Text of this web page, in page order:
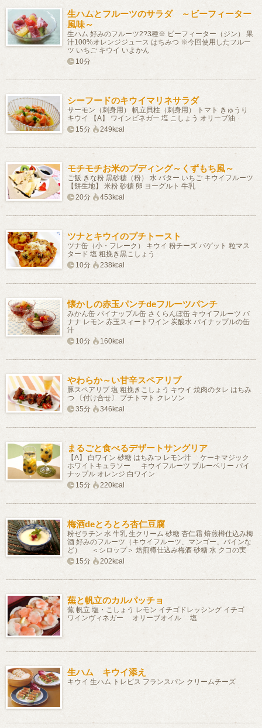
生ハムとフルーツのサラダ ～ビーフィーター
風味～
生ハム 好みのフルーツ2?3種※ ビーフィーター（ジン） 果
汁100%オレンジジュース はちみつ ※今回使用したフルー
ツ いちご キウイ いよかん
10分
シーフードのキウイマリネサラダ
サーモン（刺身用） 帆立貝柱（刺身用） トマト きゅうり
キウイ 【A】 ワインビネガー 塩 こしょう オリーブ油
15分
249kcal
モチモチお米のプディング～くずもち風～
ご飯 きな粉 黒砂糖（粉） 水 バター いちご キウイフルーツ
【餅生地】 米粉 砂糖 卵 ヨーグルト 牛乳
20分
453kcal
ツナとキウイのプチトースト
ツナ缶（小・フレーク） キウイ 粉チーズ バゲット 粒マス
タード 塩 粗挽き黒こしょう
10分
238kcal
懐かしの赤玉パンチdeフルーツパンチ
みかん缶 パイナップル缶 さくらんぼ缶 キウイフルーツ バ
ナナ レモン 赤玉スィートワイン 炭酸水 パイナップルの缶
汁
10分
160kcal
やわらか～い甘辛スペアリブ
豚スペアリブ 塩 粗挽きこしょう キウイ 焼肉のタレ はちみ
つ 〔付け合せ〕 プチトマト クレソン
35分
346kcal
まるごと食べるデザートサングリア
【A】 白ワイン 砂糖 はちみつ レモン汁 ケーキマジック
ホワイトキュラソー キウイフルーツ ブルーベリー パイ
ナップル オレンジ 白ワイン
15分
220kcal
梅酒deとろとろ杏仁豆腐
粉ゼラチン 水 牛乳 生クリーム 砂糖 杏仁霜 焙煎樽仕込み梅
酒 好みのフルーツ（キウイフルーツ、マンゴー、パインな
ど） ＜シロップ＞ 焙煎樽仕込み梅酒 砂糖 水 クコの実
15分
202kcal
蕪と帆立のカルパッチョ
蕪 帆立 塩・こしょう レモン イチゴドレッシング イチゴ
ワインヴィネガー オリーブオイル 塩
生ハム キウイ添え
キウイ 生ハム トレビス フランスパン クリームチーズ